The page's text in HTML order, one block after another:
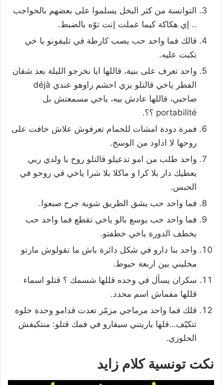
التوانسة من كثر البخل يسلموا على بعضهم بالحواجب
.. إي هكاكة كيما عملت إنت توّه بالضبط.
قالك فما واحد حب يصب كارطة في تليفونو يا خي
تكبت عليه.
واحد تعرف على بنية، قاللها ايا نخرجو الليلة بعد شقان
الفطر ياخي قالتلو يزي احشم راوهو عندي déjà
صاحبي، قاللها عادش بيه، ياخي مسمعتش بل
portabilité ؟؟.
فمرة دودة امشات للحمام تعرفوش علاش خافت على
روحها لا اداود من الوسخ.
واحد طلب من امو تدعيلو قالتلو روح يا ولدي ربي
يعطيك دار بلا كرا و ماكلا بلا شرا ياخي قي روحو في
الحبس.
فما واحد حب يشق الطريق شوية جرح صبعوا.
فما واحد حب يوسع بالو ياخي تقطع فما واحد حب
يخطف الدورة ياخي خطفتو.
واحد بنا دارو في شكل دائرة باش ما تقولوش مارتو
مخليني بين اربعة حيوط.
سكران يسأل في وحده قللها شسمك ؟ قتلو اسماء
قللها مفماش اسم محدد.
قلك فما واحد مرماجي مزمّر تعدت قدامو وحدة حلوة
تتكيّف…قلها ياريتني سيقارو في فمك قتلو: منتكيفش
الحلوزي.
نكت تونسية كلام زايد